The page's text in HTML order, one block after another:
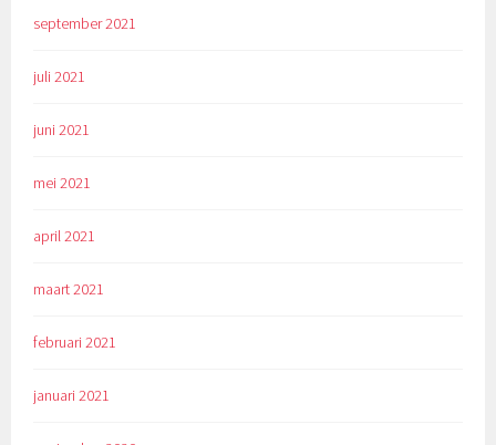
september 2021
juli 2021
juni 2021
mei 2021
april 2021
maart 2021
februari 2021
januari 2021